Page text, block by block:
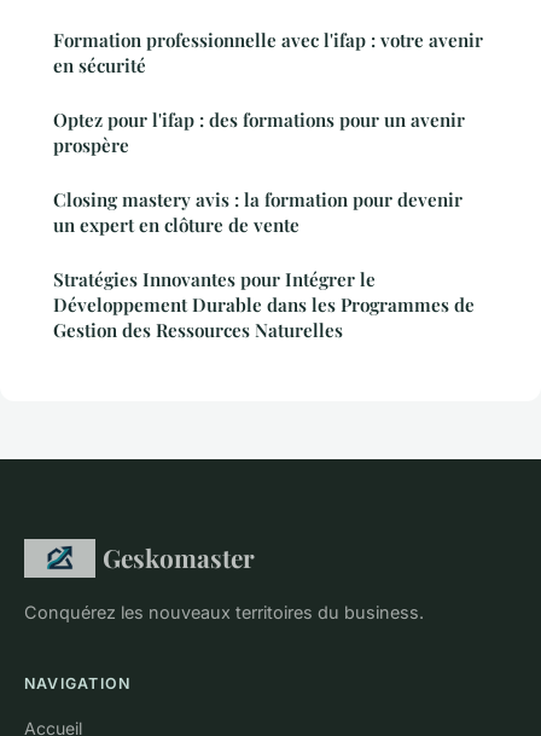
Formation professionnelle avec l'ifap : votre avenir
en sécurité
Optez pour l'ifap : des formations pour un avenir
prospère
Closing mastery avis : la formation pour devenir
un expert en clôture de vente
Stratégies Innovantes pour Intégrer le
Développement Durable dans les Programmes de
Gestion des Ressources Naturelles
Geskomaster
Conquérez les nouveaux territoires du business.
NAVIGATION
Accueil